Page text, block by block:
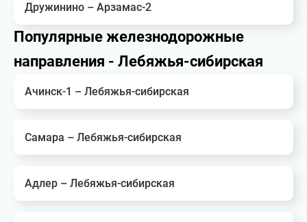
Дружинино – Арзамас-2
Популярные железнодорожные
направления - Лебяжья-сибирская
Ачинск-1 – Лебяжья-сибирская
Самара – Лебяжья-сибирская
Адлер – Лебяжья-сибирская